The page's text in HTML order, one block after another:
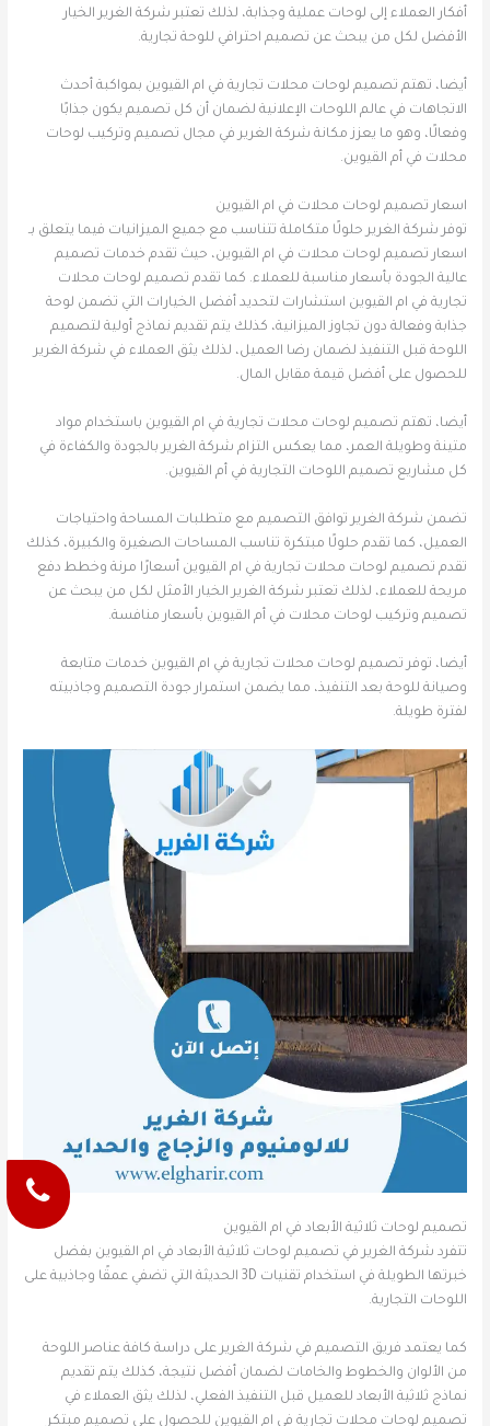
أفكار العملاء إلى لوحات عملية وجذابة، لذلك تعتبر شركة الغرير الخيار
الأفضل لكل من يبحث عن تصميم احترافي للوحة تجارية.
أيضا، تهتم تصميم لوحات محلات تجارية في ام القيوين بمواكبة أحدث
الاتجاهات في عالم اللوحات الإعلانية لضمان أن كل تصميم يكون جذابًا
وفعالًا، وهو ما يعزز مكانة شركة الغرير في مجال تصميم وتركيب لوحات
محلات في أم القيوين.
اسعار تصميم لوحات محلات في ام القيوين
توفر شركة الغرير حلولًا متكاملة تتناسب مع جميع الميزانيات فيما يتعلق بـ
اسعار تصميم لوحات محلات في ام القيوين، حيث تقدم خدمات تصميم
عالية الجودة بأسعار مناسبة للعملاء. كما تقدم تصميم لوحات محلات
تجارية في ام القيوين استشارات لتحديد أفضل الخيارات التي تضمن لوحة
جذابة وفعالة دون تجاوز الميزانية، كذلك يتم تقديم نماذج أولية لتصميم
اللوحة قبل التنفيذ لضمان رضا العميل، لذلك يثق العملاء في شركة الغرير
للحصول على أفضل قيمة مقابل المال.
أيضا، تهتم تصميم لوحات محلات تجارية في ام القيوين باستخدام مواد
متينة وطويلة العمر، مما يعكس التزام شركة الغرير بالجودة والكفاءة في
كل مشاريع تصميم اللوحات التجارية في أم القيوين.
تضمن شركة الغرير توافق التصميم مع متطلبات المساحة واحتياجات
العميل، كما تقدم حلولًا مبتكرة تناسب المساحات الصغيرة والكبيرة، كذلك
تقدم تصميم لوحات محلات تجارية في ام القيوين أسعارًا مرنة وخطط دفع
مريحة للعملاء، لذلك تعتبر شركة الغرير الخيار الأمثل لكل من يبحث عن
تصميم وتركيب لوحات محلات في أم القيوين بأسعار منافسة.
أيضا، توفر تصميم لوحات محلات تجارية في ام القيوين خدمات متابعة
وصيانة للوحة بعد التنفيذ، مما يضمن استمرار جودة التصميم وجاذبيته
لفترة طويلة.
تصميم لوحات ثلاثية الأبعاد في ام القيوين
تتفرد شركة الغرير في تصميم لوحات ثلاثية الأبعاد في ام القيوين بفضل
خبرتها الطويلة في استخدام تقنيات 3D الحديثة التي تضفي عمقًا وجاذبية على
اللوحات التجارية.
كما يعتمد فريق التصميم في شركة الغرير على دراسة كافة عناصر اللوحة
من الألوان والخطوط والخامات لضمان أفضل نتيجة، كذلك يتم تقديم
نماذج ثلاثية الأبعاد للعميل قبل التنفيذ الفعلي، لذلك يثق العملاء في
تصميم لوحات محلات تجارية في ام القيوين للحصول على تصميم مبتكر